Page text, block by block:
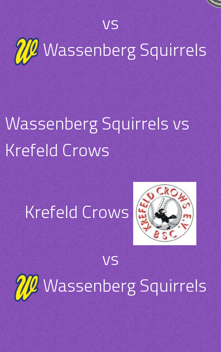
vs
Wassenberg Squirrels
Wassenberg Squirrels vs
Krefeld Crows
Krefeld Crows
vs
Wassenberg Squirrels